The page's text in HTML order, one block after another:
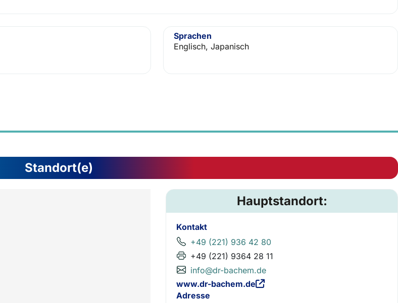
Sprachen
Englisch, Japanisch
Standort(e)
Hauptstandort:
Kontakt
+49 (221) 936 42 80
+49 (221) 9364 28 11
info@dr-bachem.de
www.dr-bachem.de
Adresse